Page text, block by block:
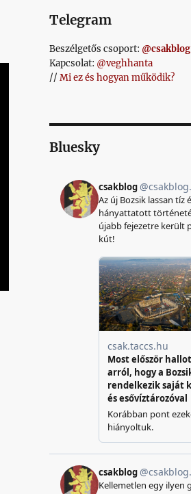
Telegram
Beszélgetős csoport: @csakblog
Kapcsolat: @veghhanta
// Mi ez és hogyan működik?
Bluesky